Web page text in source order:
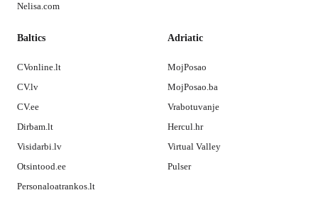
Nelisa.com
Baltics
CVonline.lt
CV.lv
CV.ee
Dirbam.lt
Visidarbi.lv
Otsintood.ee
Personaloatrankos.lt
Adriatic
MojPosao
MojPosao.ba
Vrabotuvanje
Hercul.hr
Virtual Valley
Pulser